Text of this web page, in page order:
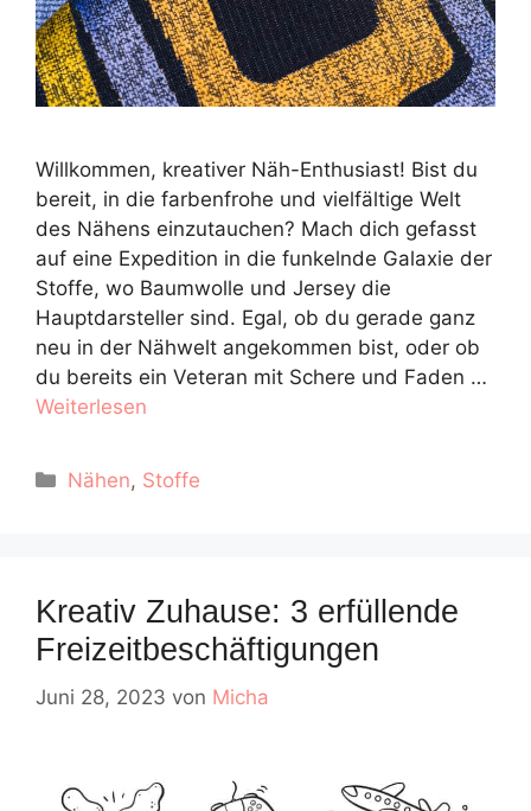
Willkommen, kreativer Näh-Enthusiast! Bist du
bereit, in die farbenfrohe und vielfältige Welt
des Nähens einzutauchen? Mach dich gefasst
auf eine Expedition in die funkelnde Galaxie der
Stoffe, wo Baumwolle und Jersey die
Hauptdarsteller sind. Egal, ob du gerade ganz
neu in der Nähwelt angekommen bist, oder ob
du bereits ein Veteran mit Schere und Faden …
Weiterlesen
Kategorien
Nähen, Stoffe
Kreativ Zuhause: 3 erfüllende
Freizeitbeschäftigungen
Juni 28, 2023 von Micha